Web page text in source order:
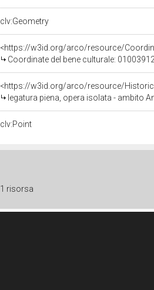
clv:Geometry
<https://w3id.org/arco/resource/
Coordinate del bene culturale:
<https://w3id.org/arco/resource/
legatura piena, opera isolata - ambito
clv:Point
1 risorsa